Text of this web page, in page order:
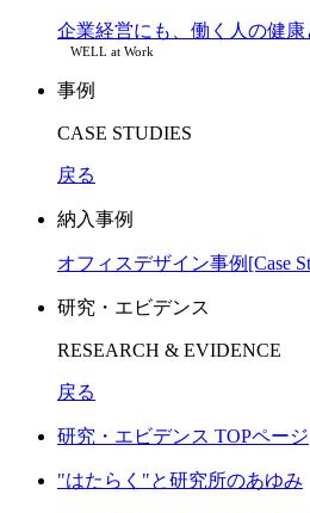
企業経営にも、働く人の健
WELL at Work
事例
CASE STUDIES
戻る
納入事例
オフィスデザイン事例[Case
研究・エビデンス
RESEARCH & EVIDENCE
戻る
研究・エビデンス TOPページ
"はたらく"と研究所のあゆみ